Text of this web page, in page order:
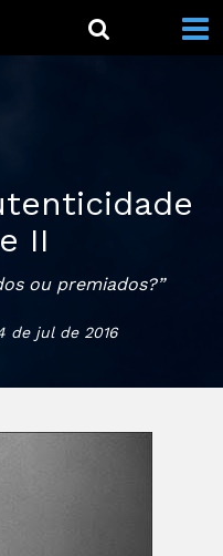
II
ou premiados?”
de jul de 2016